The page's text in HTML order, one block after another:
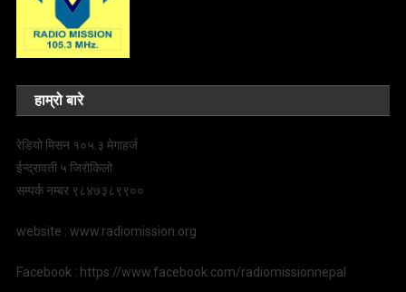
हाम्रो बारे
रेडियो मिसन १०५.३ मेगाहर्ज
ईन्द्रावती ५ जिरोकिलो
सम्पर्क नम्बर ९८४७३८९९००
website : www.radiomission.org
Facebook : https://www.facebook.com/radiomissionnepal